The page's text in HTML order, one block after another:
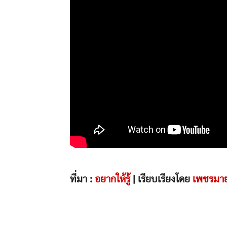
ที่มา : อยากให้รู้| เรียบเรียงโดย เพชรมา